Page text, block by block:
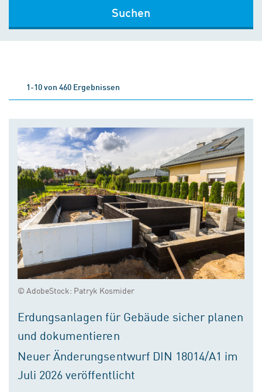
Suchen
1-10 von 460 Ergebnissen
© AdobeStock: Patryk Kosmider
Erdungsanlagen für Gebäude sicher planen
und dokumentieren
Neuer Änderungsentwurf DIN 18014/A1 im
Juli 2026 veröffentlicht